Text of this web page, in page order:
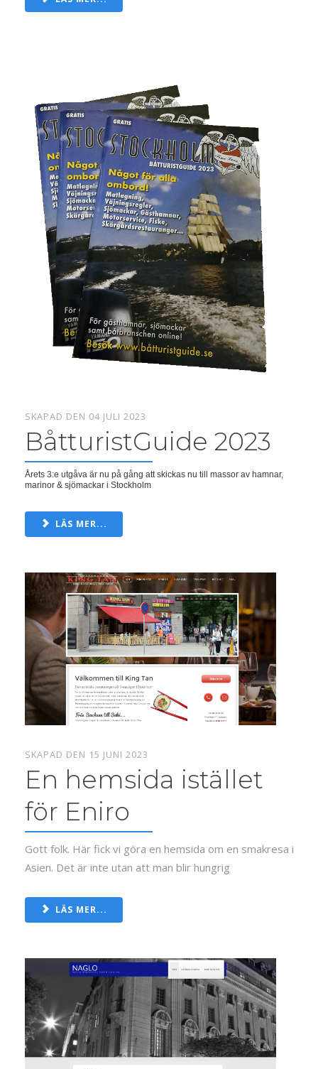
SKAPAD DEN 04 JULI 2023
BåtturistGuide 2023
Årets 3:e utgåva är nu på gång att skickas nu till massor av hamnar,
marinor & sjömackar i Stockholm
LÄS MER...
SKAPAD DEN 15 JUNI 2023
En hemsida istället
för Eniro
Gott folk. Här fick vi göra en hemsida om en smakresa i
Asien. Det är inte utan att man blir hungrig
LÄS MER...